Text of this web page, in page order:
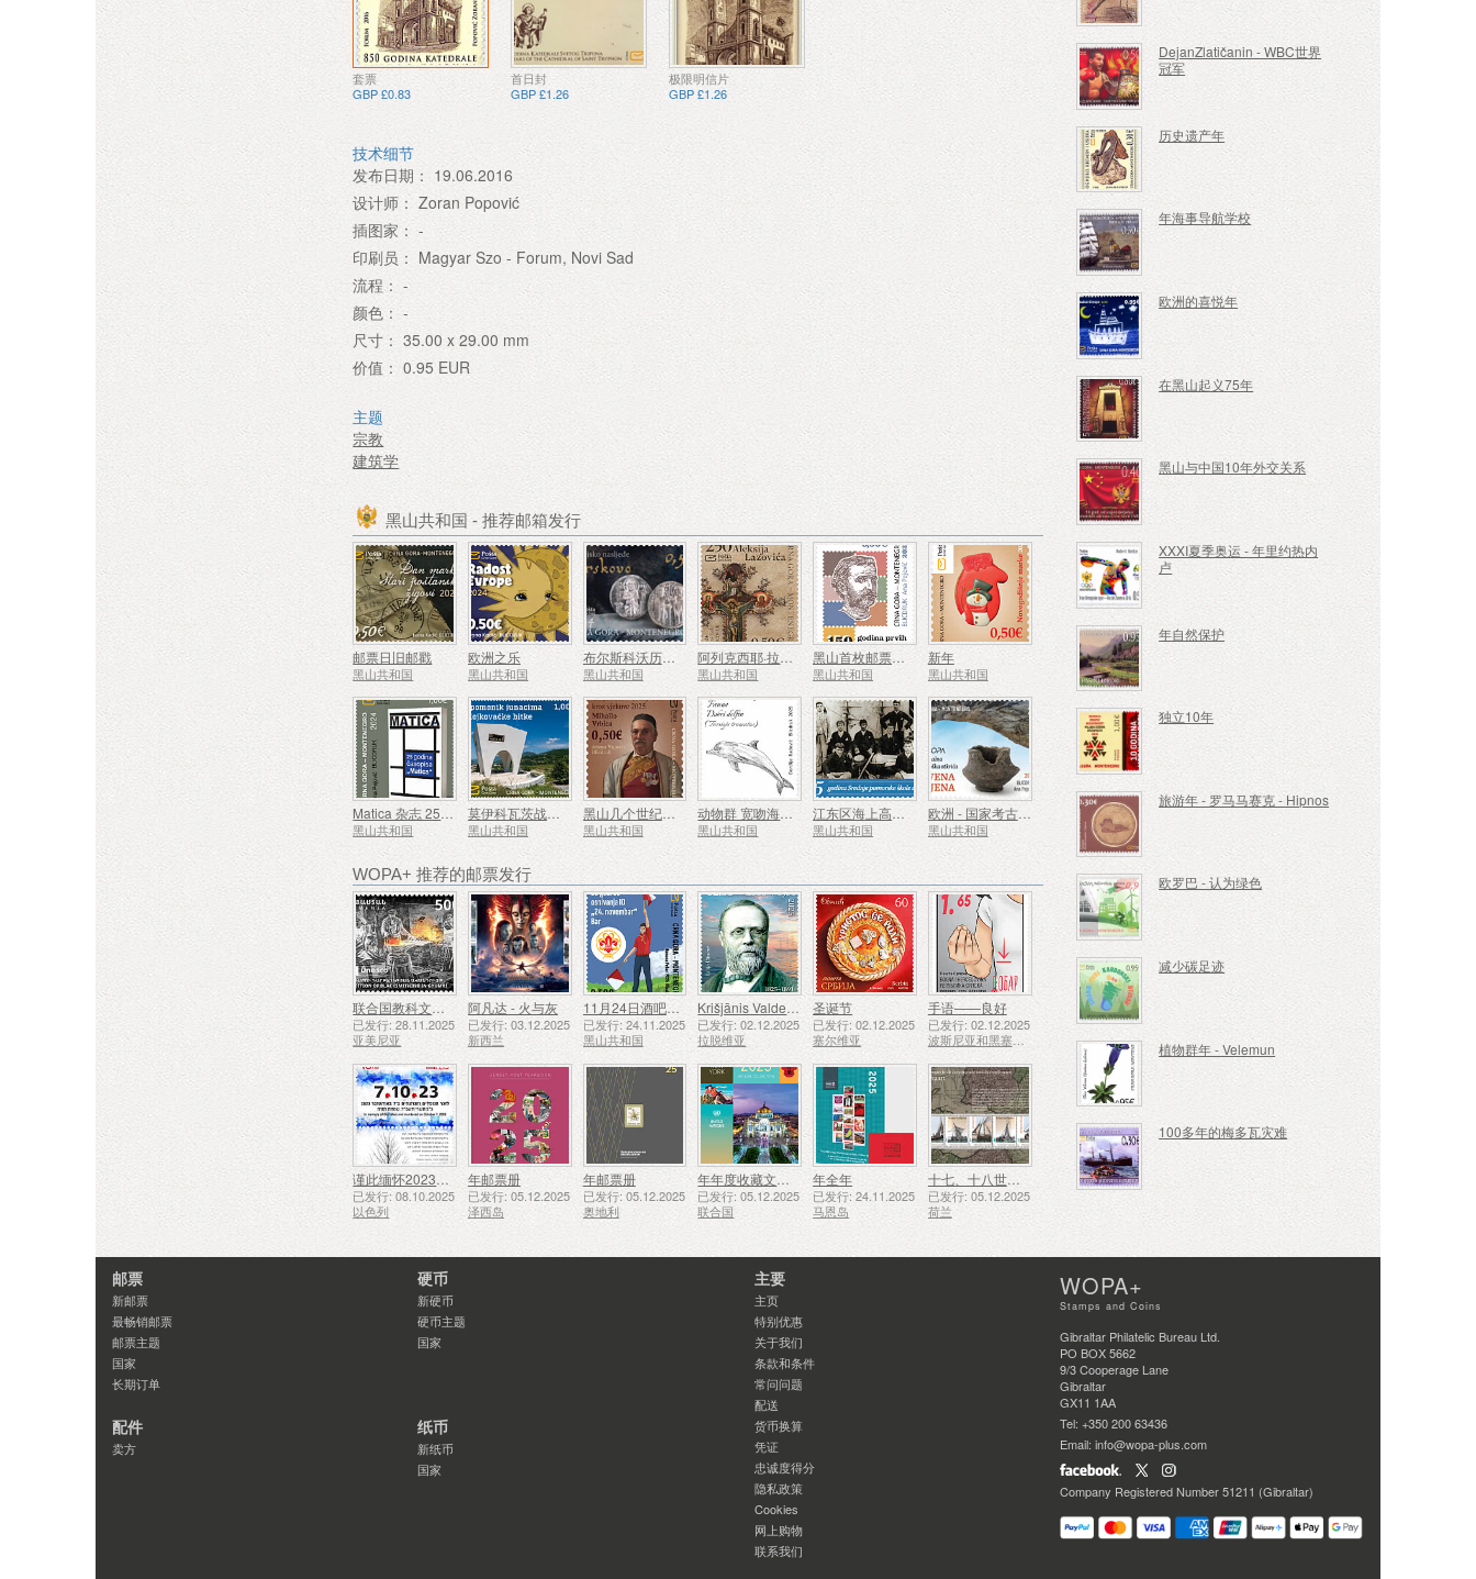
套票
GBP £0.83
首日封
GBP £1.26
极限明信片
GBP £1.26
技术细节
发布日期： 19.06.2016
设计师： Zoran Popović
插图家： -
印刷员： Magyar Szo - Forum, Novi Sad
流程： -
颜色： -
尺寸： 35.00 x 29.00 mm
价值： 0.95 EUR
主题
宗教
建筑学
黑山共和国 - 推荐邮箱发行
邮票日旧邮戳
黑山共和国
欧洲之乐
黑山共和国
布尔斯科沃历史遗产
黑山共和国
阿列克西耶·拉佐维奇诞辰 250 周年
黑山共和国
黑山首枚邮票发行 150 周年
黑山共和国
新年
黑山共和国
Matica 杂志 25 周年
黑山共和国
莫伊科瓦茨战役英雄纪念碑
黑山共和国
黑山几个世纪以来的艺术 Mihailo Vrbica
黑山共和国
动物群 宽吻海豚 (Tursiops Truncatus)
黑山共和国
江东区海上高中175周年
黑山共和国
欧洲 - 国家考古发现
黑山共和国
WOPA+ 推荐的邮票发行
联合国教科文组织人类非物质文化遗产代表作名录——久姆里的铁匠技艺
已发行: 28.11.2025
亚美尼亚
阿凡达 - 火与灰
已发行: 03.12.2025
新西兰
11月24日酒吧侦察员成立50周年
已发行: 24.11.2025
黑山共和国
Krišjānis Valdemārs
已发行: 02.12.2025
拉脱维亚
圣诞节
已发行: 02.12.2025
塞尔维亚
手语——良好
已发行: 02.12.2025
波斯尼亚和黑塞哥维那 - 斯普斯卡共和国
谨此缅怀2023年10月7日遇难和被谋杀的人们
已发行: 08.10.2025
以色列
年邮票册
已发行: 05.12.2025
泽西岛
年邮票册
已发行: 05.12.2025
奥地利
年年度收藏文件夹（纽约）
已发行: 05.12.2025
联合国
年全年
已发行: 24.11.2025
马恩岛
十七、十八世纪的航运——泥炭运输
已发行: 05.12.2025
荷兰
DejanZlatičanin - WBC世界
冠军
历史遗产年
年海事导航学校
欧洲的喜悦年
在黑山起义75年
黑山与中国10年外交关系
XXXI夏季奥运 - 年里约热内
卢
年自然保护
独立10年
旅游年 - 罗马马赛克 - Hipnos
欧罗巴 - 认为绿色
减少碳足迹
植物群年 - Velemun
100多年的梅多瓦灾难
邮票
新邮票
最畅销邮票
邮票主题
国家
长期订单
硬币
新硬币
硬币主题
国家
配件
卖方
纸币
新纸币
国家
主要
主页
特别优惠
关于我们
条款和条件
常问问题
配送
货币换算
凭证
忠诚度得分
隐私政策
Cookies
网上购物
联系我们
WOPA+
Stamps and Coins
Gibraltar Philatelic Bureau Ltd.
PO BOX 5662
9/3 Cooperage Lane
Gibraltar
GX11 1AA
Tel: +350 200 63436
Email: info@wopa-plus.com
Company Registered Number 51211 (Gibraltar)